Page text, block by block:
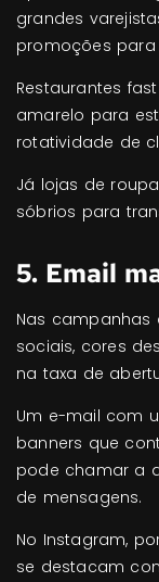
grandes
promoções
Restaurantes
amarelo para
rotatividade de
Já lojas de
sóbrios para
5. Email
Nas
sociais, cores
na taxa de
Um e-mail com
banners que
pode chamar a
de mensagens.
No Instagram,
se destacam